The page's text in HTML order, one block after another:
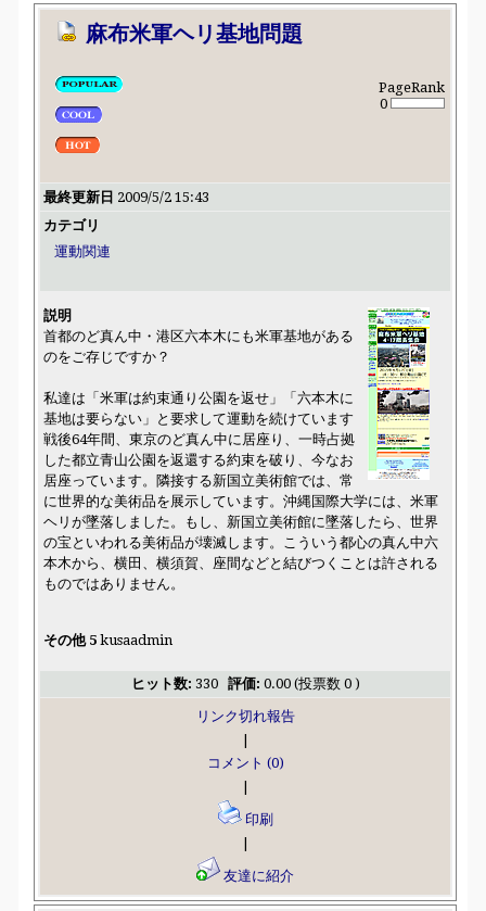
麻布米軍ヘリ基地問題
PageRank
0
最終更新日 2009/5/2 15:43
カテゴリ
運動関連
説明
首都のど真ん中・港区六本木にも米軍基地がある
のをご存じですか？
私達は「米軍は約束通り公園を返せ」「六本木に
基地は要らない」と要求して運動を続けています
戦後64年間、東京のど真ん中に居座り、一時占拠
した都立青山公園を返還する約束を破り、今なお
居座っています。隣接する新国立美術館では、常
に世界的な美術品を展示しています。沖縄国際大学には、米軍
ヘリが墜落しました。もし、新国立美術館に墜落したら、世界
の宝といわれる美術品が壊滅します。こういう都心の真ん中六
本木から、横田、横須賀、座間などと結びつくことは許される
ものではありません。
その他 5 kusaadmin
ヒット数: 330 評価: 0.00 (投票数 0 )
リンク切れ報告
コメント (0)
印刷
友達に紹介